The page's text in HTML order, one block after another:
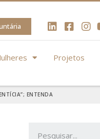
Projetos
ENTENDA